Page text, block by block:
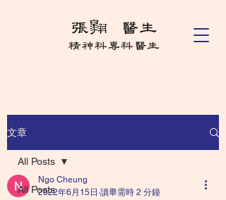
文章
All Posts
All Posts
Ngo Cheung
2022年6月15日 讀畢需時 2 分鐘